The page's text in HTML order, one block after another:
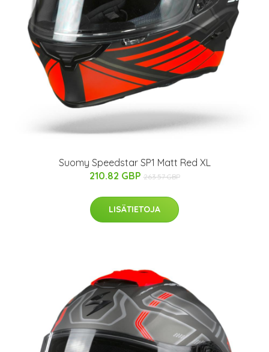
Suomy Speedstar SP1 Matt Red XL
210.82 GBP 263.57 GBP
LISÄTIETOJA